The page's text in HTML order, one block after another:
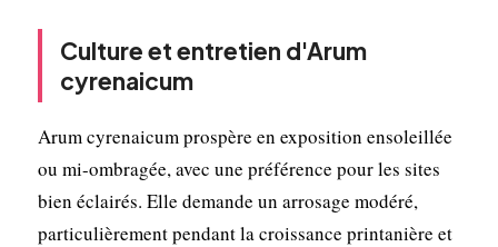
Culture et entretien d'Arum
cyrenaicum
Arum cyrenaicum prospère en exposition ensoleillée
ou mi-ombragée, avec une préférence pour les sites
bien éclairés. Elle demande un arrosage modéré,
particulièrement pendant la croissance printanière et